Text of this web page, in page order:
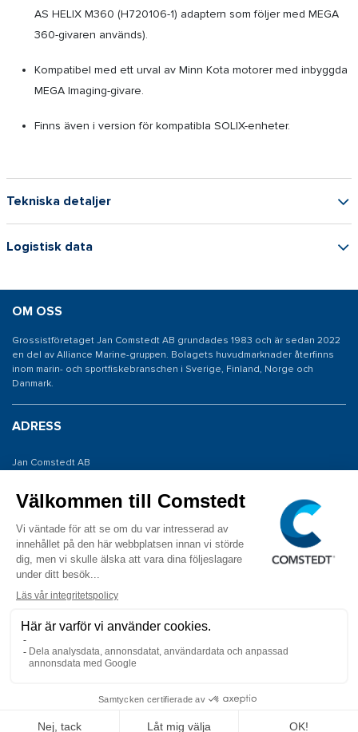
AS HELIX M360 (H720106-1) adaptern som följer med MEGA
360-givaren används).
Kompatibel med ett urval av Minn Kota motorer med inbyggda
MEGA Imaging-givare.
Finns även i version för kompatibla SOLIX-enheter.
Tekniska detaljer
Logistisk data
OM OSS
Grossistföretaget Jan Comstedt AB grundades 1983 och är sedan 2022
en del av Alliance Marine-gruppen. Bolagets huvudmarknader återfinns
inom marin- och sportfiskebranschen i Sverige, Finland, Norge och
Danmark.
ADRESS
Jan Comstedt AB
426 53 Västra Frölunda
KONTAKTA OSS